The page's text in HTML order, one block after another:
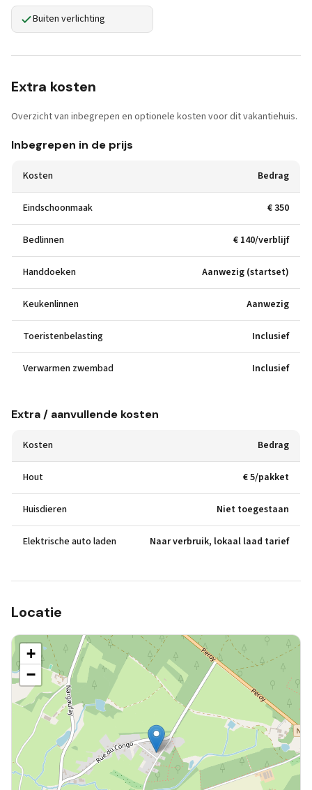
Buiten verlichting
Extra kosten
Overzicht van inbegrepen en optionele kosten voor dit vakantiehuis.
Inbegrepen in de prijs
Kosten Bedrag
Eindschoonmaak € 350
Bedlinnen € 140/verblijf
Handdoeken Aanwezig (startset)
Keukenlinnen Aanwezig
Toeristenbelasting Inclusief
Verwarmen zwembad Inclusief
Extra / aanvullende kosten
Kosten Bedrag
Hout € 5/pakket
Huisdieren Niet toegestaan
Elektrische auto laden Naar verbruik, lokaal laad tarief
Locatie
+
−